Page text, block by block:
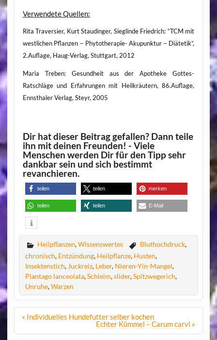
Verwendete Quellen:
Rita Traversier, Kurt Staudinger, Sieglinde Friedrich: “TCM mit
westlichen Pflanzen – Phytotherapie- Akupunktur – Diätetik”,
2.Auflage, Haug-Verlag, Stuttgart, 2012
Maria Treben: Gesundheit aus der Apotheke Gottes-
Ratschläge und Erfahrungen mit Heilkräutern, 86.Auflage,
Ennsthaler Verlag, Steyr, 2005
Dir hat dieser Beitrag gefallen? Dann teile
ihn mit deinen Freunden! - Viele
Menschen werden Dir für den Tipp sehr
dankbar sein und sich bestimmt
revanchieren.
teilen teilen merken
teilen teilen E-Mail
Heilpflanzen,Wissenswertes Bluthochdruck,
chronisch, Entzündung, Heilpflanze, Husten,
Insektenstich, Juckreiz, Leber, Nieren-Yin-Mangel,
Plantago lanceolata,Schleim,slider,Spitzwegerich,
Unruhe,Warzen
Beitragsnavigation
« Individuelles Hundefutter selber kochen
Echter Kümmel – Carum carvi »